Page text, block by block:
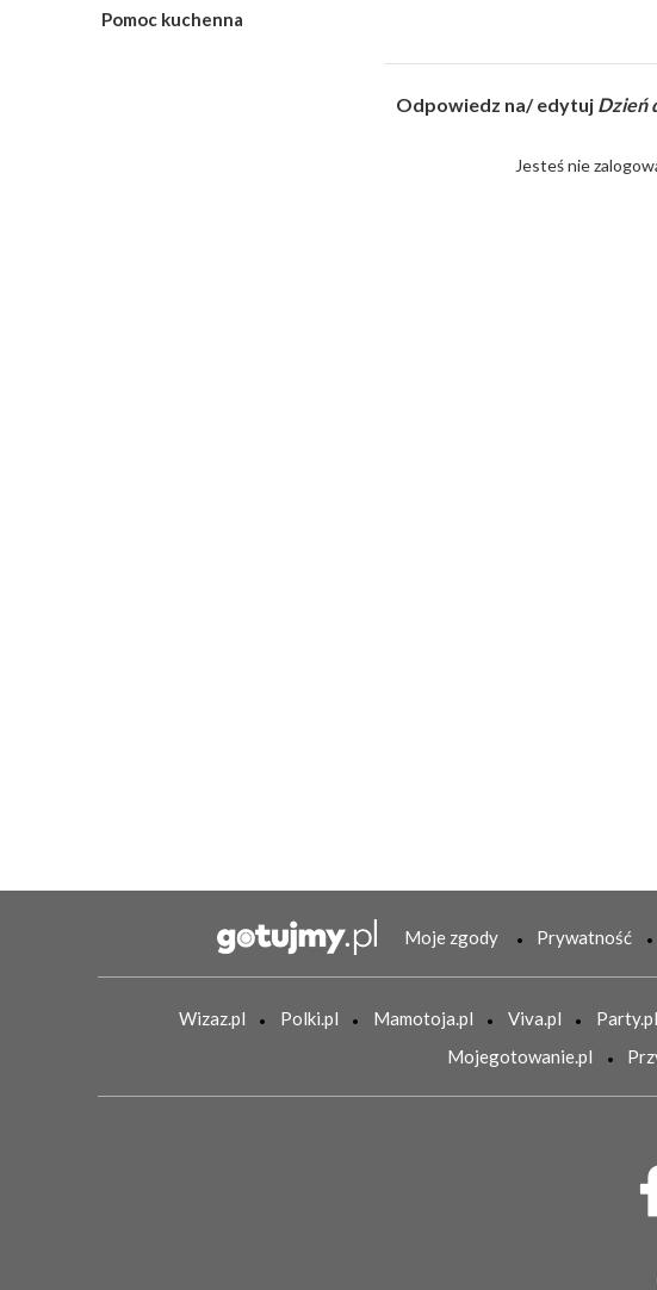
Pomoc kuchenna
Odpowiedz na/ edytuj Dzień
Jesteś nie
Moje zgody Prywatność
Wizaz.pl Polki.pl Mamotoja.pl Viva.pl Party.pl
Mojegotowanie.pl